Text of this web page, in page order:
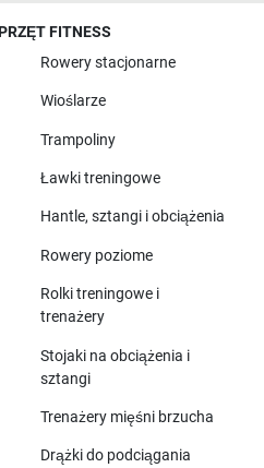
FITNESS
Rowery stacjonarne
Wioślarze
Trampoliny
Ławki treningowe
Hantle, sztangi i obciążenia
Rowery poziome
Rolki treningowe i
trenażery
Stojaki na obciążenia i
sztangi
Trenażery mięśni brzucha
Drążki do podciągania